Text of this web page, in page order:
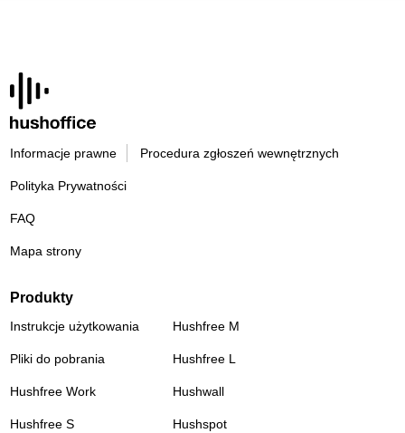
Informacje prawne Procedura zgłoszeń wewnętrznych
Polityka Prywatności
FAQ
Mapa strony
Produkty
Instrukcje użytkowania
Pliki do pobrania
Hushfree Work
Hushfree S
Hushfree M
Hushfree L
Hushwall
Hushspot